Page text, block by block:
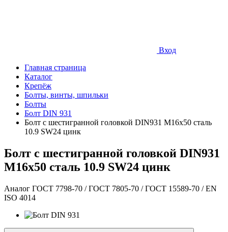
Вход
Главная страница
Каталог
Крепёж
Болты, винты, шпильки
Болты
Болт DIN 931
Болт с шестигранной головкой DIN931 М16х50 сталь
10.9 SW24 цинк
Болт с шестигранной головкой DIN931
М16х50 сталь 10.9 SW24 цинк
Аналог ГОСТ 7798-70 / ГОСТ 7805-70 / ГОСТ 15589-70 / EN
ISO 4014